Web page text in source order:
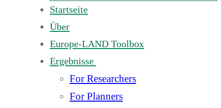
Startseite
Über
Europe-LAND Toolbox
Ergebnisse
For Researchers
For Planners